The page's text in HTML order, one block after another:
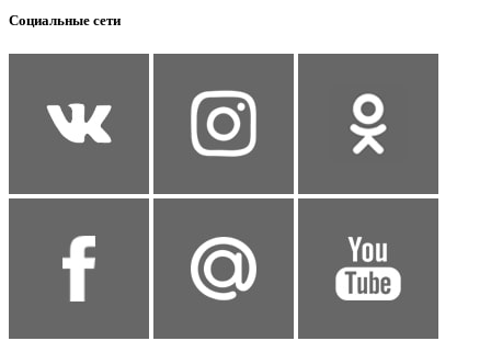
Социальные сети